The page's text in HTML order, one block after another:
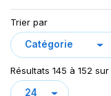
121/120
122/118
131
158/150
LL 102
LL102
LLA08
LLF26
Trier par
Résultats 145 à 152 sur